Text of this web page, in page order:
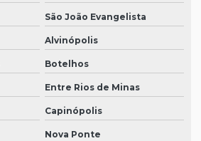
São João Evangelista
Alvinópolis
Botelhos
Entre Rios de Minas
Capinópolis
Nova Ponte